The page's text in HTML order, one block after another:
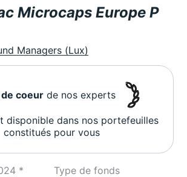
Microcaps Europe P
Managers (Lux)
coeur de nos experts
disponible dans nos portefeuilles
constitués pour vous
* Type de fonds